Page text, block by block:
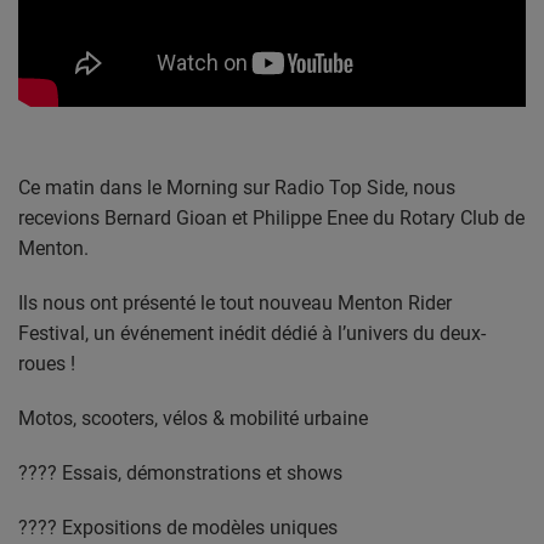
Team Building Radio
CÔTE D'AZUR
EVÉNEMENTS
CIRCULATION EN TEMPS RÉEL
HIGH-TECH
SPORT
SANTÉ
Ce matin dans le Morning sur Radio Top Side, nous
recevions Bernard Gioan et Philippe Enee du Rotary Club de
Menton.
Ils nous ont présenté le tout nouveau Menton Rider
Festival, un événement inédit dédié à l’univers du deux-
roues !
Motos, scooters, vélos & mobilité urbaine
???? Essais, démonstrations et shows
???? Expositions de modèles uniques